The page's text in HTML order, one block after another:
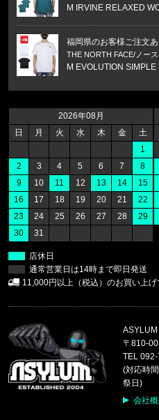
ASYLUM
〒810-
TEL
(対応時
祭日)
会社
2026年08月
日
月 火 水 木 金
土
1
2
3 4 5 6 7
8
9
10 11 12 13 14
15
16
17 18 19 20 21
22
23
24 25 26 27 28
29
30
31
店休日
通常営業日は14時まで即日発送
11,000円以上（税込）のお買い上
M IRVINE RELAXED
福岡県のお客様ご注文
THE NORTH FACE/ノー
M EVOLUTION SIMPLE
THE NORTH FACE/ノース
M BOX NSE ENERGY
福岡県のお客様ご注文
CALVIN KLEIN/カルバンク
SWIM TRUNK
福岡県のお客様ご注文
福岡県のお客様ご注文
'47 MVP メッシュキャ
福岡県のお客様ご注文
COLUMBIA/コロンビア
パナシーア 25L バック
福岡県のお客様ご注文